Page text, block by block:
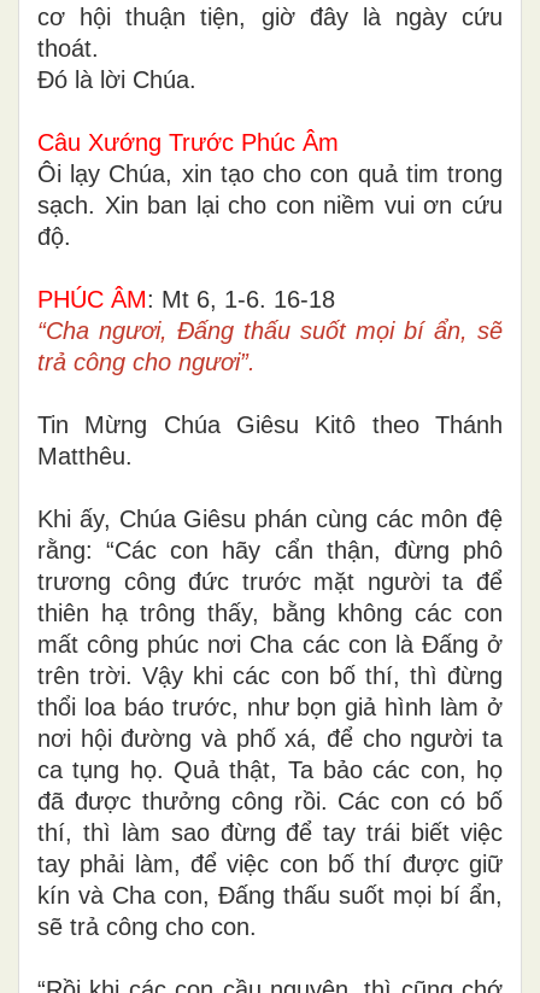
cơ hội thuận tiện, giờ đây là ngày cứu
thoát.
Ðó là lời Chúa.
Câu Xướng Trước Phúc Âm
Ôi lạy Chúa, xin tạo cho con quả tim trong
sạch. Xin ban lại cho con niềm vui ơn cứu
độ.
PHÚC ÂM: Mt 6, 1-6. 16-18
“Cha ngươi, Ðấng thấu suốt mọi bí ẩn, sẽ
trả công cho ngươi”.
Tin Mừng Chúa Giêsu Kitô theo Thánh
Matthêu.
Khi ấy, Chúa Giêsu phán cùng các môn đệ
rằng: “Các con hãy cẩn thận, đừng phô
trương công đức trước mặt người ta để
thiên hạ trông thấy, bằng không các con
mất công phúc nơi Cha các con là Ðấng ở
trên trời. Vậy khi các con bố thí, thì đừng
thổi loa báo trước, như bọn giả hình làm ở
nơi hội đường và phố xá, để cho người ta
ca tụng họ. Quả thật, Ta bảo các con, họ
đã được thưởng công rồi. Các con có bố
thí, thì làm sao đừng để tay trái biết việc
tay phải làm, để việc con bố thí được giữ
kín và Cha con, Ðấng thấu suốt mọi bí ẩn,
sẽ trả công cho con.